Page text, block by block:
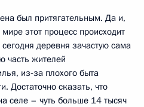
был притягательным. Да и,
этот процесс происходит
деревня зачастую сама
часть жителей
из‑за плохого быта
Достаточно сказать, что
селе – чуть больше 14 тысяч